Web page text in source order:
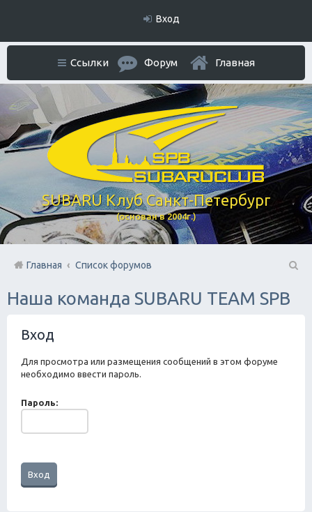
Вход
SUBARU Клуб Санкт-Петербург
(основан в 2004г.)
Ссылки Форум Главная
Главная
Список форумов
ои
Наша команда SUBARU TEAM SPB
Вход
Для просмотра или размещения сообщений в этом форуме
необходимо ввести пароль.
Пароль: